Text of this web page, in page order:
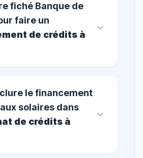
fiché Banque de
faire un
de crédits à
le financement
solaires dans
de crédits à